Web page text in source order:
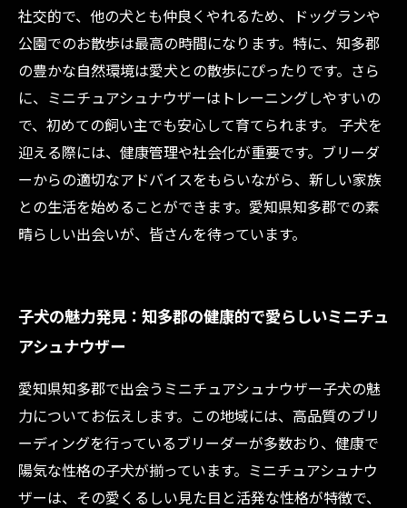
社交的で、他の犬とも仲良くやれるため、ドッグランや
公園でのお散歩は最高の時間になります。特に、知多郡
の豊かな自然環境は愛犬との散歩にぴったりです。さら
に、ミニチュアシュナウザーはトレーニングしやすいの
で、初めての飼い主でも安心して育てられます。 子犬を
迎える際には、健康管理や社会化が重要です。ブリーダ
ーからの適切なアドバイスをもらいながら、新しい家族
との生活を始めることができます。愛知県知多郡での素
晴らしい出会いが、皆さんを待っています。
子犬の魅力発見：知多郡の健康的で愛らしいミニチュ
アシュナウザー
愛知県知多郡で出会うミニチュアシュナウザー子犬の魅
力についてお伝えします。この地域には、高品質のブリ
ーディングを行っているブリーダーが多数おり、健康で
陽気な性格の子犬が揃っています。ミニチュアシュナウ
ザーは、その愛くるしい見た目と活発な性格が特徴で、